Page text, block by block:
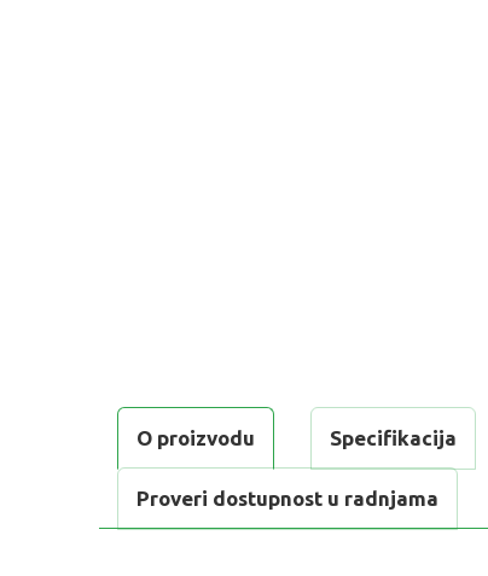
O proizvodu Specifikacija
Proveri dostupnost u radnjama